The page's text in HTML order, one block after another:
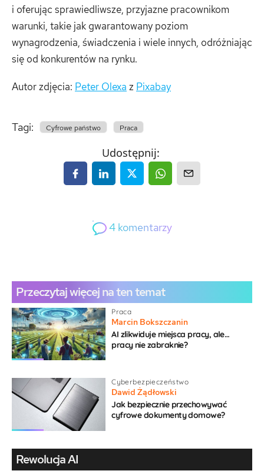
i oferując sprawiedliwsze, przyjazne pracownikom
warunki, takie jak gwarantowany poziom
wynagrodzenia, świadczenia i wiele innych, odróżniając
się od konkurentów na rynku.
Autor zdjęcia: Peter Olexa z Pixabay
Tagi: Cyfrowe państwo Praca
Udostępnij:
4komentarzy
Gość
{} [+]
Sortuj po: najstarszy
1 rok temu
blokować, ile ucywilizować duży segment rynku
Przeczytaj więcej na ten temat
Praca
Marcin Bokszczanin
AI zlikwiduje miejsca pracy, ale…
pracy nie zabraknie?
Cyberbezpieczeństwo
Dawid Żądłowski
Jak bezpiecznie przechowywać
cyfrowe dokumenty domowe?
Rewolucja AI